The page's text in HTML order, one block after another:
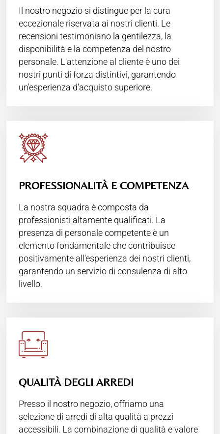
Il nostro negozio si distingue per la cura
eccezionale riservata ai nostri clienti. Le
recensioni testimoniano la gentilezza, la
disponibilità e la competenza del nostro
personale. L'attenzione al cliente è uno dei
nostri punti di forza distintivi, garantendo
un'esperienza d'acquisto superiore.
PROFESSIONALITÀ E COMPETENZA
La nostra squadra è composta da
professionisti altamente qualificati. La
presenza di personale competente è un
elemento fondamentale che contribuisce
positivamente all'esperienza dei nostri clienti,
garantendo un servizio di consulenza di alto
livello.
QUALITÀ DEGLI ARREDI
Presso il nostro negozio, offriamo una
selezione di arredi di alta qualità a prezzi
accessibili. La combinazione di qualità e valore